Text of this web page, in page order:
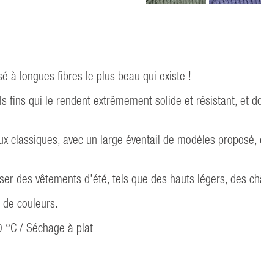
à longues fibres le plus beau qui existe !
fins qui le rendent extrêmement solide et résistant, et
classiques, avec un large éventail de modèles
des vêtements d'été, tels que des hauts légers, des
couleurs.
°C / Séchage à plat